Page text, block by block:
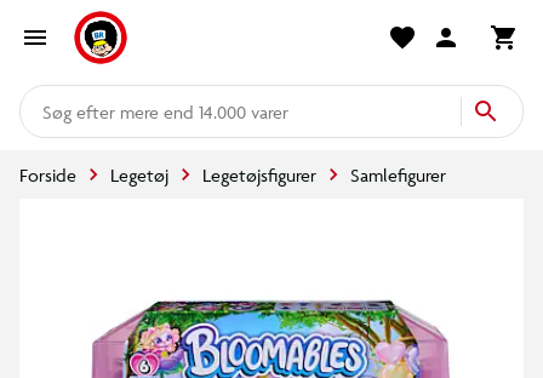
mere end 14.000 varer
Forside Legetøj Legetøjsfigurer Samlefigurer